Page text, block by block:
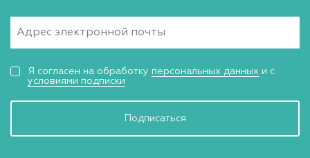
Подписаться
Я согласен на обработку персональных данных и с
условиями подписки